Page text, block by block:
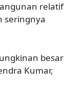
relatif
seringnya
besar
Kumar,